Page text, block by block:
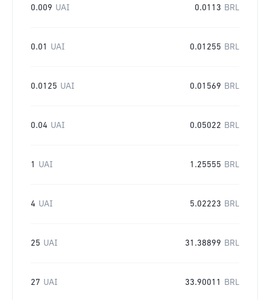
0.009 UAI 0.0113 BRL
0.01 UAI 0.01255 BRL
0.0125 UAI 0.01569 BRL
0.04 UAI 0.05022 BRL
1 UAI 1.25555 BRL
4 UAI 5.02223 BRL
25 UAI 31.38899 BRL
27 UAI 33.90011 BRL